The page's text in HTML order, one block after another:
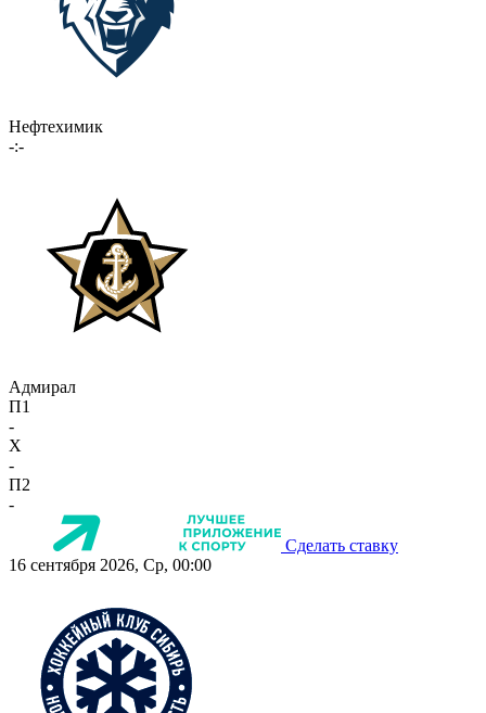
Нефтехимик
-:-
Адмирал
П1
-
X
-
П2
-
Сделать ставку
16 сентября 2026, Ср, 00:00